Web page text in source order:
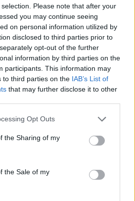
Please note that after your
you may continue seeing
on personal information utilized by
disclosed to third parties prior to
opt-out of the further
information by third parties on the
participants. This information may
to third parties on the IAB’s List of
that may further disclose it to other
app uses one or more Google
usage behaviour. You may click to
Google and its third-party tags to
specified purposes in below Google
Opt Outs
the Sharing of my
the Sale of my